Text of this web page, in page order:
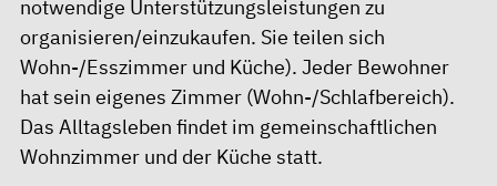
notwendige Unterstützungsleistungen zu
organisieren/einzukaufen. Sie teilen sich
Wohn-/Esszimmer und Küche). Jeder Bewohner
hat sein eigenes Zimmer (Wohn-/Schlafbereich).
Das Alltagsleben findet im gemeinschaftlichen
Wohnzimmer und der Küche statt.